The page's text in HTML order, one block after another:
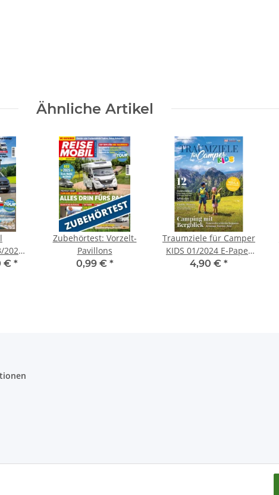
Ähnliche Artikel
€ *
Zubehörtest: Vorzelt-
Pavillons
0,99 € *
Traumziele für Camper
KIDS 01/2024 E-Paper
oder Print-Ausgabe
4,90 € *